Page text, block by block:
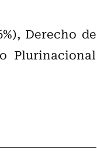
Derecho de
Plurinacional